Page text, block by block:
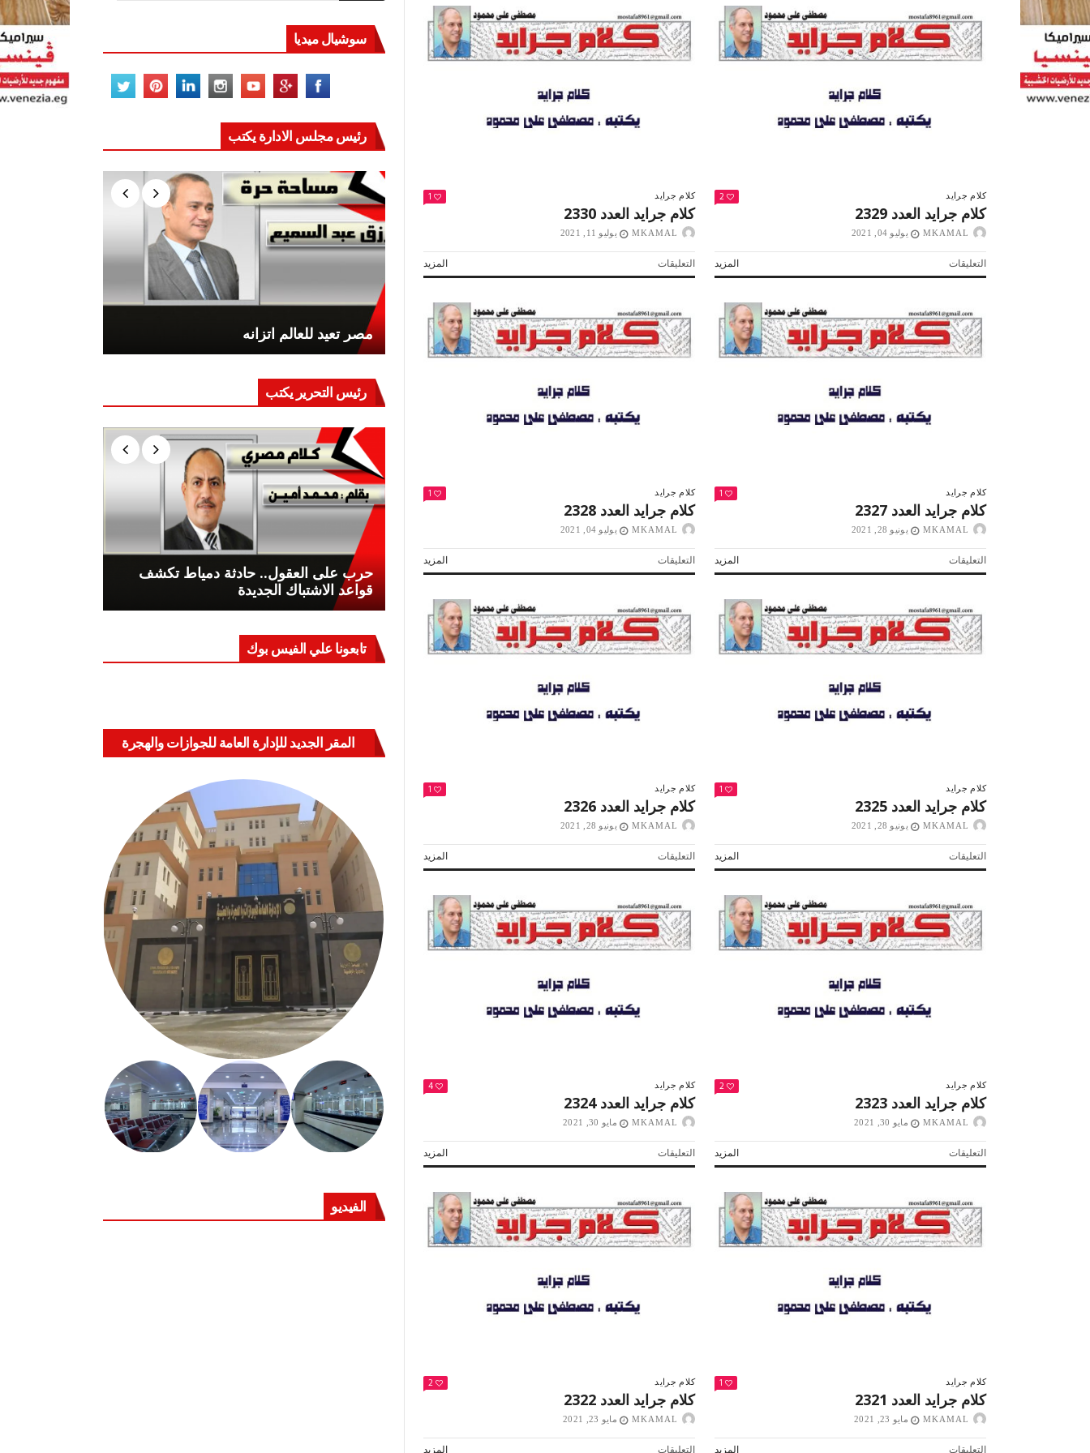
كلام جرايد 1
كلام جرايد العدد 2330
MKAMAL يوليو 11, 2021
المزيد التعليقاتعلى
كلام
2330
مغلقة
كلام جرايد 2
كلام جرايد العدد 2329
MKAMAL يوليو 04, 2021
المزيد التعليقاتعلى
كلام
2329
مغلقة
كلام جرايد 1
كلام جرايد العدد 2328
MKAMAL يوليو 04, 2021
المزيد التعليقاتعلى
كلام
2328
مغلقة
كلام جرايد 1
كلام جرايد العدد 2327
MKAMAL يونيو 28, 2021
المزيد التعليقاتعلى
كلام
2327
مغلقة
كلام جرايد 1
كلام جرايد العدد 2326
MKAMAL يونيو 28, 2021
المزيد التعليقاتعلى
كلام
العدد
2326
مغلقة
كلام جرايد 1
كلام جرايد العدد 2325
MKAMAL يونيو 28, 2021
المزيد التعليقاتعلى
كلام
العدد
2325
مغلقة
كلام جرايد 4
كلام جرايد العدد 2324
MKAMAL مايو 30, 2021
المزيد التعليقاتعلى
كلام
العدد
2324
مغلقة
كلام جرايد 2
كلام جرايد العدد 2323
MKAMAL مايو 30, 2021
المزيد التعليقاتعلى
كلام
العدد
2323
مغلقة
كلام جرايد 2
كلام جرايد العدد 2322
MKAMAL مايو 23, 2021
المزيد التعليقاتعلى
كلام جرايد 1
كلام جرايد العدد 2321
MKAMAL مايو 23, 2021
المزيد التعليقاتعلى
سوشيال ميديا
رئيس مجلس الادارة يكتب
مصر تعيد للعالم اتزانه أكتوبر «النصر» و«المجلة» التشجيع «أخلاق» وليس «تحفيل»
رئيس التحرير يكتب
حرب على العقول.. حادثة دمياط تكشف
قواعد الاشتباك الجديدة
كيف تحمي مصر ثرواتها في الجنوب؟
جهاز مستقبل مصر نموذجا.. لماذا تُنشئ
تابعونا علي الفيس بوك
المقر الجديد للإدارة العامة للجوازات والهجرة
الفيديو